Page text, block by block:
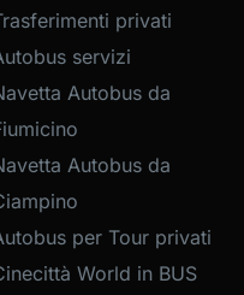
privati
servizi
Autobus da
Autobus da
per Tour privati
World in BUS